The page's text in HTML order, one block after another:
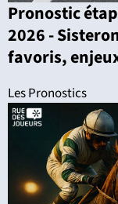
Pronostic
2026 -
favoris,
Les Pronostics